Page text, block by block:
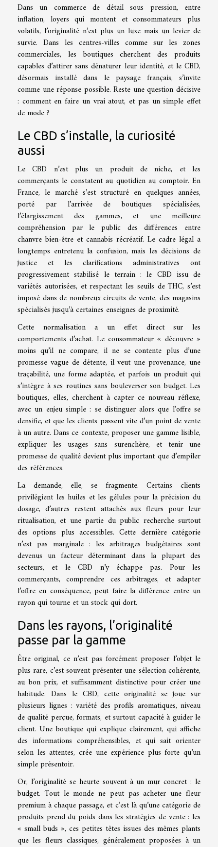
Dans un commerce de détail sous pression, entre
inflation, loyers qui montent et consommateurs plus
volatils, l’originalité n’est plus un luxe mais un levier de
survie. Dans les centres-villes comme sur les zones
commerciales, les boutiques cherchent des produits
capables d’attirer sans dénaturer leur identité, et le CBD,
désormais installé dans le paysage français, s’invite
comme une réponse possible. Reste une question décisive
: comment en faire un vrai atout, et pas un simple effet
de mode ?
Le CBD s’installe, la curiosité
aussi
Le CBD n’est plus un produit de niche, et les
commerçants le constatent au quotidien au comptoir. En
France, le marché s’est structuré en quelques années,
porté par l’arrivée de boutiques spécialisées,
l’élargissement des gammes, et une meilleure
compréhension par le public des différences entre
chanvre bien-être et cannabis récréatif. Le cadre légal a
longtemps entretenu la confusion, mais les décisions de
justice et les clarifications administratives ont
progressivement stabilisé le terrain : le CBD issu de
variétés autorisées, et respectant les seuils de THC, s’est
imposé dans de nombreux circuits de vente, des magasins
spécialisés jusqu’à certaines enseignes de proximité.
Cette normalisation a un effet direct sur les
comportements d’achat. Le consommateur « découvre »
moins qu’il ne compare, il ne se contente plus d’une
promesse vague de détente, il veut une provenance, une
traçabilité, une forme adaptée, et parfois un produit qui
s’intègre à ses routines sans bouleverser son budget. Les
boutiques, elles, cherchent à capter ce nouveau réflexe,
avec un enjeu simple : se distinguer alors que l’offre se
densifie, et que les clients passent vite d’un point de vente
à un autre. Dans ce contexte, proposer une gamme lisible,
expliquer les usages sans surenchère, et tenir une
promesse de qualité devient plus important que d’empiler
des références.
La demande, elle, se fragmente. Certains clients
privilégient les huiles et les gélules pour la précision du
dosage, d’autres restent attachés aux fleurs pour leur
ritualisation, et une partie du public recherche surtout
des options plus accessibles. Cette dernière catégorie
n’est pas marginale : les arbitrages budgétaires sont
devenus un facteur déterminant dans la plupart des
secteurs, et le CBD n’y échappe pas. Pour les
commerçants, comprendre ces arbitrages, et adapter
l’offre en conséquence, peut faire la différence entre un
rayon qui tourne et un stock qui dort.
Dans les rayons, l’originalité
passe par la gamme
Être original, ce n’est pas forcément proposer l’objet le
plus rare, c’est souvent présenter une sélection cohérente,
au bon prix, et suffisamment distinctive pour créer une
habitude. Dans le CBD, cette originalité se joue sur
plusieurs lignes : variété des profils aromatiques, niveau
de qualité perçue, formats, et surtout capacité à guider le
client. Une boutique qui explique clairement, qui affiche
des informations compréhensibles, et qui sait orienter
selon les attentes, crée une expérience plus forte qu’un
simple présentoir.
Or, l’originalité se heurte souvent à un mur concret : le
budget. Tout le monde ne peut pas acheter une fleur
premium à chaque passage, et c’est là qu’une catégorie de
produits prend du poids dans les stratégies de vente : les
« small buds », ces petites têtes issues des mêmes plants
que les fleurs classiques, généralement proposées à un